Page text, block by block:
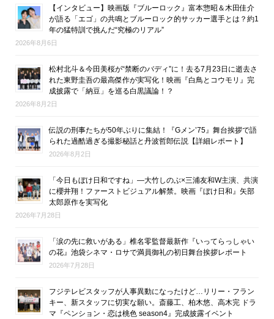
【インタビュー】映画版『ブルーロック』富本惣昭＆木田佳介
が語る「エゴ」の共鳴とブルーロック的サッカー選手とは？約1
年の猛特訓で挑んだ“究極のリアル”
2026年8月6日
松村北斗＆今田美桜が“禁断のバディ”に！去る7月23日に逝去さ
れた東野圭吾の最高傑作が実写化！映画『白鳥とコウモリ』完
成披露で「納豆」を巡る白黒議論！？
2026年8月2日
伝説の刑事たちが50年ぶりに集結！『Gメン’75』舞台挨拶で語
られた過酷過ぎる撮影秘話と丹波哲郎伝説【詳細レポート】
2026年8月2日
「今日もぼけ日和ですね」―大竹しのぶ×三浦友和W主演、共演
に櫻井翔！ファーストビジュアル解禁。映画『ぼけ日和』矢部
太郎原作を実写化
2026年7月28日
「涙の先に救いがある」椎名零監督最新作『いってらっしゃい
の花』池袋シネマ・ロサで満員御礼の初日舞台挨拶レポート
2026年7月28日
フジテレビスタッフが人事異動になったけど…リリー・フラン
キー、新スタッフに切実な願い。斎藤工、柏木悠、高木完 ドラ
マ『ペンション・恋は桃色 season4』完成披露イベント